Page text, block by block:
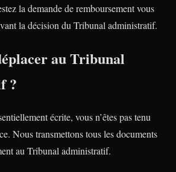
la demande de remboursement vous
la décision du Tribunal administratif.
au Tribunal
?
écrite, vous n’êtes pas tenu
Nous transmettons tous les documents
au Tribunal administratif.